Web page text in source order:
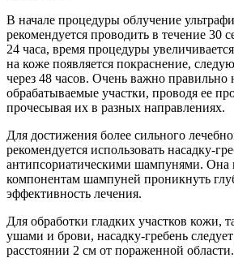
В начале процедуры облучение
рекомендуется проводить в течение 30
24 часа, время процедуры
на коже появляется покраснение,
через 48 часов. Очень важно правильно
обрабатываемые участки, проводя ее
прочесывая их в разных направлениях.
Для достижения более сильного
рекомендуется использовать насадку-
антипсориатическими шампунями.
компонентам шампуней проникнуть
эффективность лечения.
Для обработки гладких участков кожи,
ушами и брови, насадку-гребень
расстоянии 2 см от пораженной области.